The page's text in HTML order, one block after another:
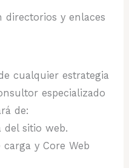
directorios y enlaces
cualquier estrategia
especializado
de:
sitio web.
y Core Web